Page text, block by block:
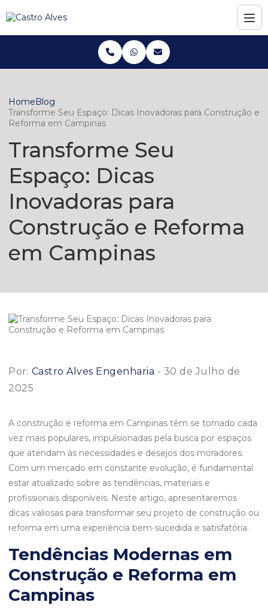
HomeBlog
Transforme Seu Espaço: Dicas Inovadoras para Construção e
Reforma em Campinas
Transforme Seu
Espaço: Dicas
Inovadoras para
Construção e Reforma
em Campinas
Por: Castro Alves Engenharia - 30 de Julho de
2025
A construção e reforma em Campinas têm se tornado cada
vez mais populares, impulsionadas pela busca por espaços
que atendam às necessidades e desejos dos moradores.
Com um mercado em constante evolução, é fundamental
estar atualizado sobre as tendências, materiais e
profissionais disponíveis. Neste artigo, apresentaremos
dicas valiosas para transformar seu projeto de construção ou
reforma em uma experiência bem-sucedida e satisfatória.
Tendências Modernas em
Construção e Reforma em
Campinas